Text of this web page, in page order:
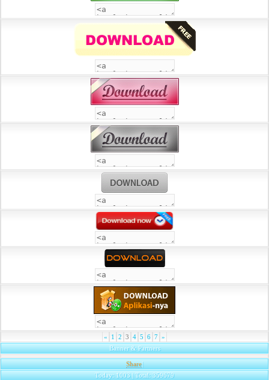
« 1 2 3 4 5 6 7 »
Banner & Partners
Share|
Today: 1003 | Total: 359679